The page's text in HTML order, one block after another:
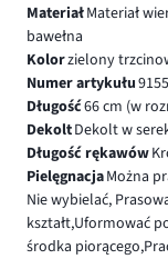
MateriałMateriał
bawełna
Kolorzielony
Numer artykułu
Długość66 cm (w
DekoltDekolt w
Długość rękawów
PielęgnacjaMożna
Nie wybielać,
kształt,Uformować
środka